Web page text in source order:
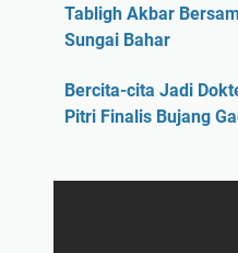
Tabligh Akbar
Sungai Bahar
Bercita-cita Jadi
Pitri Finalis Bujang